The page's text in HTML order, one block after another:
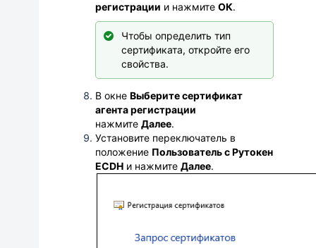
регистрации и нажмите ОК.
Чтобы определить тип
сертификата, откройте его
свойства.
В окне Выберите сертификат
агента регистрации
нажмите Далее.
Установите переключатель в
положение Пользователь с Рутокен
ECDH и нажмите Далее.